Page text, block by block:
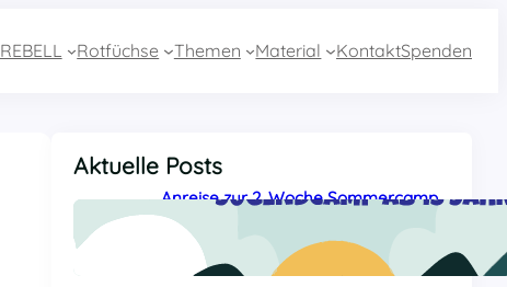
REBELL Rotfüchse Themen Material KontaktSpenden
Aktuelle Posts
Anreise zur 2. Woche Sommercamp
aus Essen mit dem Zug
27 Juli, 2026